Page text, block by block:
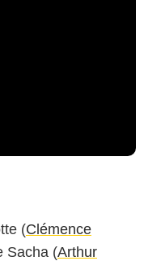
(Clémence
Sacha (Arthur